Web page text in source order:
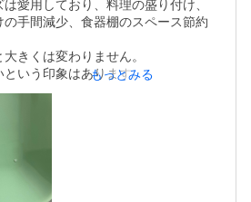
愛用しており、料理の盛り付け、
の手間減少、食器棚のスペース節約
きくは変わりません。
いう印象はあります。7まいていど
違いがわからないほどのものもあ
ていうレベルのものもありました。
許容範囲だと思ってます。子供が割
すからね。
庭での使用には全く問題ないと思
えを気にする方は買わない方がいい
もっとみる